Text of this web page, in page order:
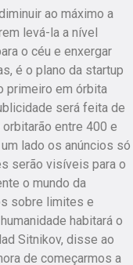
ao máximo a
levá-la a nível
o céu e enxergar
é o plano da startup
primeiro em órbita
será feita de
entre 400 e
lado os anúncios só
serão visíveis para o
o mundo da
sobre limites e
habitará o
Sitnikov, disse ao
de começarmos a